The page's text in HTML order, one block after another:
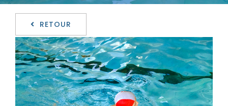
RETOUR